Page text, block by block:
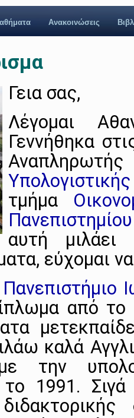
Ανακοινώσεις
Γεια σας,
Λέγομαι
Γεννήθηκα
τμήμα
αυτή μιλάει
εύχομαι
Πανεπιστήμιο
από
καλά
την
1991.